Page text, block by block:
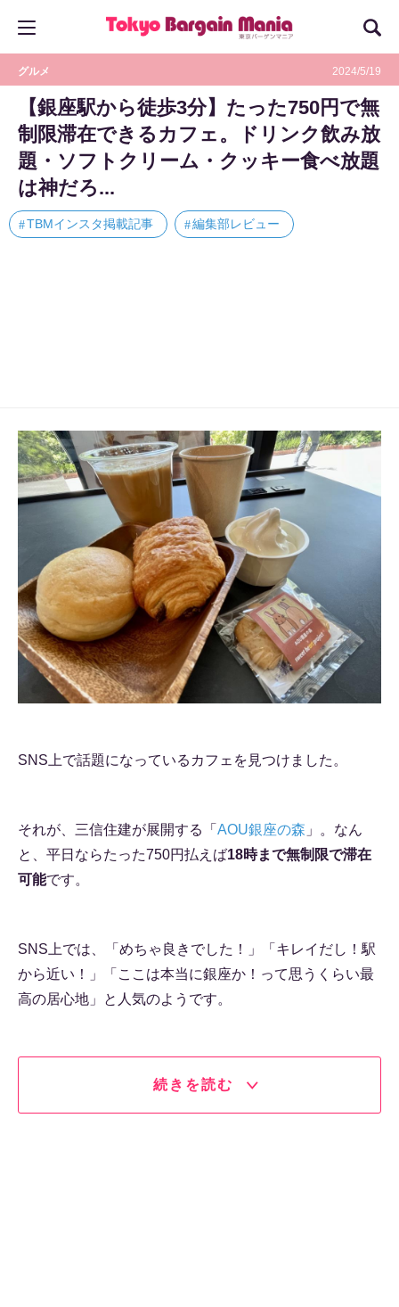
グルメ 2024/5/19
【銀座駅から徒歩3分】たった750円で無
制限滞在できるカフェ。ドリンク飲み放
題・ソフトクリーム・クッキー食べ放題
は神だろ...
TBMインスタ掲載記事 編集部レビュー
SNS上で話題になっているカフェを見つけました。
それが、三信住建が展開する「 AOU銀座の森 」。なん
と、平日ならたった750円払えば18時まで無制限で滞在
可能です。
SNS上では、「めちゃ良きでした！」「キレイだし！駅
から近い！」「ここは本当に銀座か！って思うくらい最
高の居心地」と人気のようです。
続きを読む